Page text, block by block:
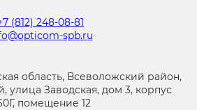
(812) 248-08-81
spb.ru
область, Всеволожский район,
улица Заводская, дом 3, корпус
помещение 12